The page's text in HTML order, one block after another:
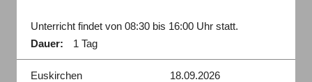
Unterricht findet von 08:30 bis 16:00 Uhr statt.
Dauer:
1 Tag
Euskirchen 18.09.2026